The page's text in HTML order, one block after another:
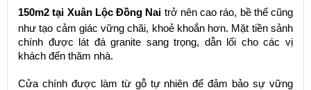
150m2 tại Xuân Lộc Đồng Nai trở nên cao ráo, bề thế cũng
như tạo cảm giác vững chãi, khoẻ khoắn hơn. Mặt tiền sảnh
chính được lát đá granite sang trọng, dẫn lối cho các vị
khách đến thăm nhà.
Cửa chính được làm từ gỗ tự nhiên để đảm bảo sự vững